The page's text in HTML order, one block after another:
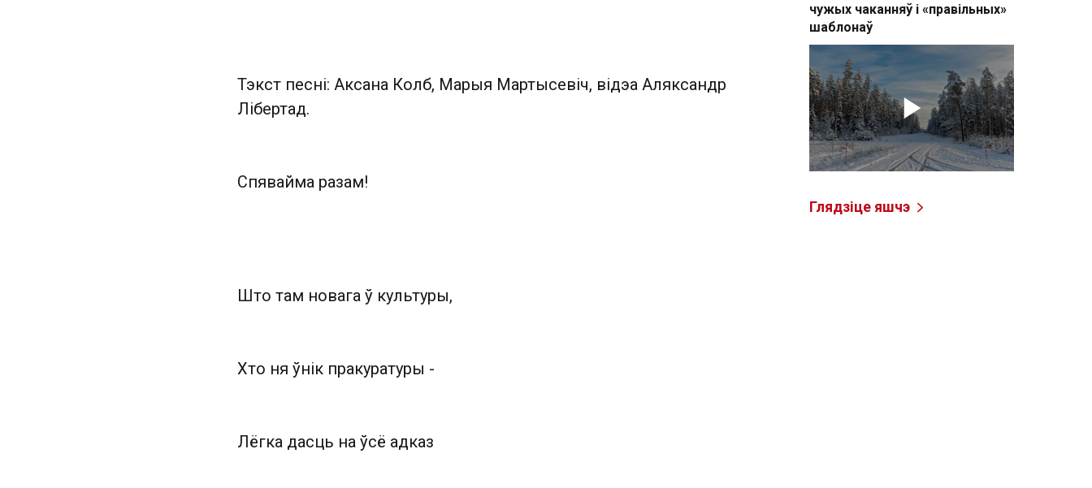
Тэкст песні: Аксана Колб, Марыя Мартысевіч, відэа Аляксандр
Лібертад.
Спявайма разам!
Што там новага ў культуры,
Хто ня ўнік пракуратуры -
Лёгка дасць на ўсё адказ
чужых чаканняў і «правільных»
шаблонаў
Глядзіце яшчэ